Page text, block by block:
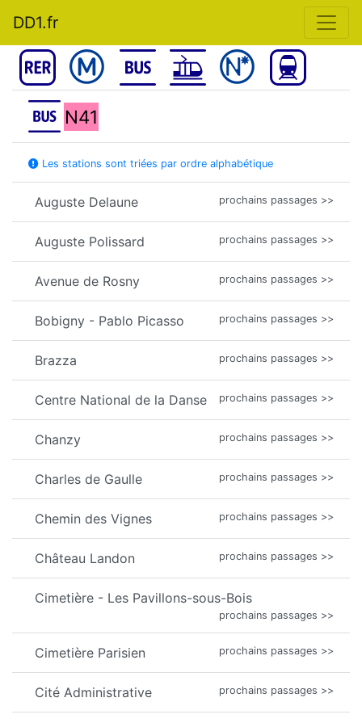
DD1.fr
N41
Les stations sont triées par ordre alphabétique
Auguste Delaune prochains passages >>
Auguste Polissard prochains passages >>
Avenue de Rosny prochains passages >>
Bobigny - Pablo Picasso prochains passages >>
Brazza prochains passages >>
Centre National de la Danse prochains passages >>
Chanzy prochains passages >>
Charles de Gaulle prochains passages >>
Chemin des Vignes prochains passages >>
Château Landon prochains passages >>
Cimetière - Les Pavillons-sous-Bois
prochains passages >>
Cimetière Parisien prochains passages >>
Cité Administrative prochains passages >>